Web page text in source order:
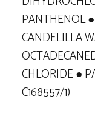
PANTHENOL
CANDELILLA
CHLORIDE ●
C168557/1)